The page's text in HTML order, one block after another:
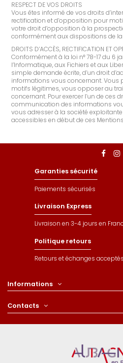
RESPECT DE VOS DROITS
Vous êtes informé de vos droits
rectification et d’opposition pour
votre droit d’opposition à la
conformément aux dispositions de la
DROITS D’ACCÈS, RECTIFICATION ET
Conformément à la loi n° 78-17 du 6
l’Informatique, aux Fichiers et aux
simple demande écrite, d’un droit
informations vous concernant. Vous
motifs légitimes, vous opposer au
concernant. Pour exercer l’un de ces
communication des informations
vous adresser à la société
accessibles en début de ces
Garanties sécurité
Paiements sécurisés
Livraison Express
Livraison en 3-4 jours en
Politique retours
Retours et échanges
Informations
Contacts